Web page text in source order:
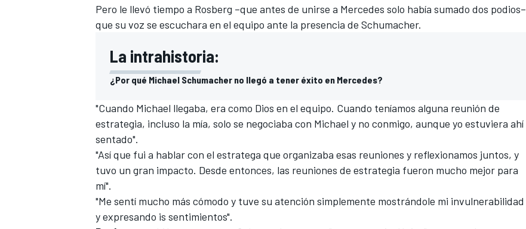
Pero le llevó tiempo a Rosberg –que antes de unirse a Mercedes solo había sumado dos podios–
que su voz se escuchara en el equipo ante la presencia de Schumacher.
La intrahistoria:
¿Por qué Michael Schumacher no llegó a tener éxito en Mercedes?
"Cuando Michael llegaba, era como Dios en el equipo. Cuando teníamos alguna reunión de
estrategia, incluso la mía, solo se negociaba con Michael y no conmigo, aunque yo estuviera ahí
sentado".
"Así que fui a hablar con el estratega que organizaba esas reuniones y reflexionamos juntos, y
tuvo un gran impacto. Desde entonces, las reuniones de estrategia fueron mucho mejor para
mí".
"Me sentí mucho más cómodo y tuve su atención simplemente mostrándole mi invulnerabilidad
y expresando is sentimientos".